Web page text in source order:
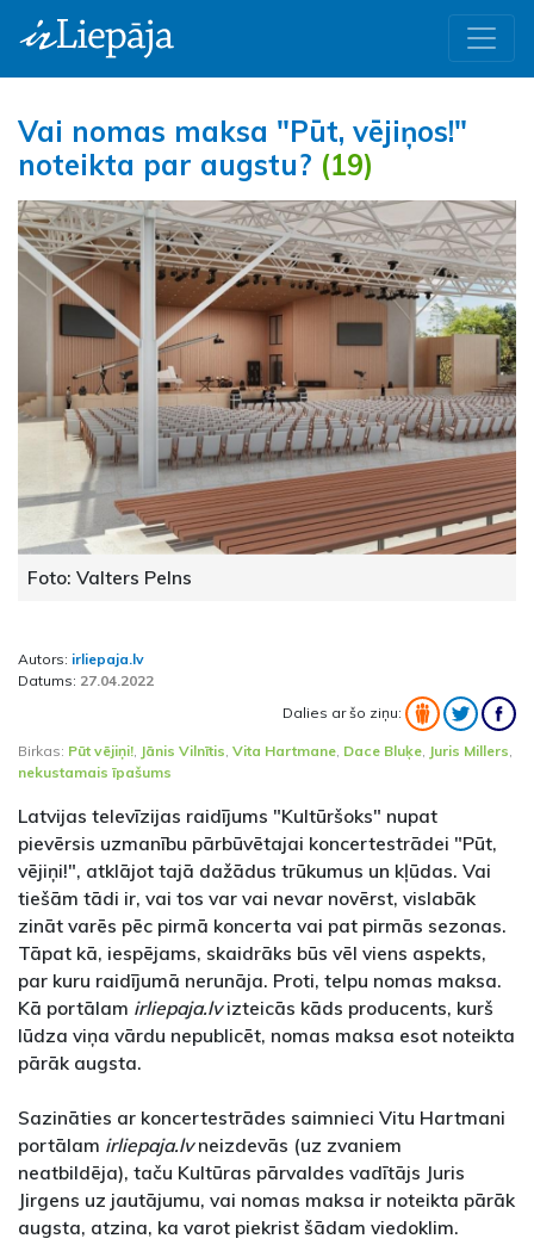
Vai nomas maksa "Pūt, vējiņos!"
noteikta par augstu? (19)
Foto: Valters Pelns
Autors: irliepaja.lv
Datums: 27.04.2022
Dalies ar šo ziņu:
Birkas: Pūt vējiņi!, Jānis Vilnītis, Vita Hartmane, Dace Bluķe, Juris Millers,
nekustamais īpašums
Latvijas televīzijas raidījums "Kultūršoks" nupat
pievērsis uzmanību pārbūvētajai koncertestrādei "Pūt,
vējiņi!", atklājot tajā dažādus trūkumus un kļūdas. Vai
tiešām tādi ir, vai tos var vai nevar novērst, vislabāk
zināt varēs pēc pirmā koncerta vai pat pirmās sezonas.
Tāpat kā, iespējams, skaidrāks būs vēl viens aspekts,
par kuru raidījumā nerunāja. Proti, telpu nomas maksa.
Kā portālam irliepaja.lvizteicās kāds producents, kurš
lūdza viņa vārdu nepublicēt, nomas maksa esot noteikta
pārāk augsta.
Sazināties ar koncertestrādes saimnieci Vitu Hartmani
portālam irliepaja.lvneizdevās (uz zvaniem
neatbildēja), taču Kultūras pārvaldes vadītājs Juris
Jirgens uz jautājumu, vai nomas maksa ir noteikta pārāk
augsta, atzina, ka varot piekrist šādam viedoklim.